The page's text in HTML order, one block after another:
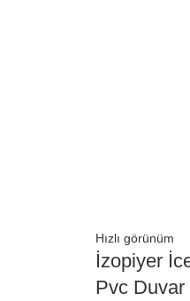
Hızlı görünüm
İzopiyer
Pvc Duvar